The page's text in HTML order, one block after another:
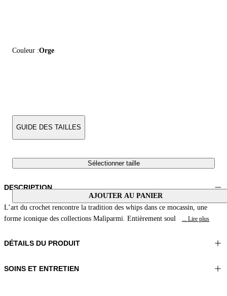
Couleur :Orge
GUIDE DES TAILLES
Sélectionner taille
AJOUTER AU PANIER
DESCRIPTION
L’art du crochet rencontre la tradition des whips dans ce mocassin, une
forme iconique des collections Malìparmi. Entièrement soul
... Lire plus
DÉTAILS DU PRODUIT
Matériel:TIGE 1 100%CUIR SERPENT D'EAU BRODERIE
SOINS ET ENTRETIEN